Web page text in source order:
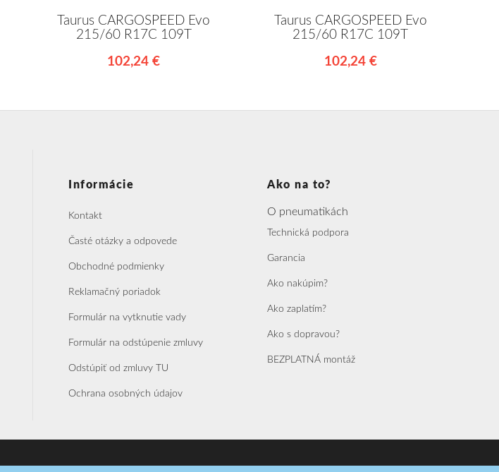
Taurus CARGOSPEED Evo
215/60 R17C 109T
102,24 €
Taurus CARGOSPEED Evo
215/60 R17C 109T
102,24 €
Informácie
Kontakt
Časté otázky a odpovede
Obchodné podmienky
Reklamačný poriadok
Formulár na vytknutie vady
Formulár na odstúpenie zmluvy
Odstúpiť od zmluvy TU
Ochrana osobných údajov
Ako na to?
O pneumatikách
Technická podpora
Garancia
Ako nakúpim?
Ako zaplatím?
Ako s dopravou?
BEZPLATNÁ montáž